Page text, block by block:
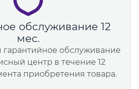
обслуживание 12
мес.
гарантийное обслуживание
центр в течение 12
приобретения товара.